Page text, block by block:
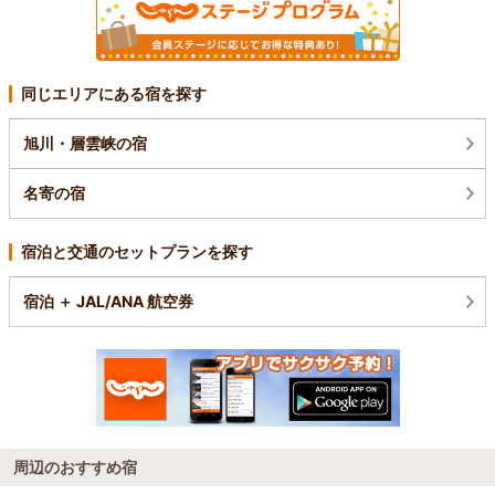
同じエリアにある宿を探す
旭川・層雲峡の宿
名寄の宿
宿泊と交通のセットプランを探す
宿泊 ＋ JAL/ANA 航空券
周辺のおすすめ宿